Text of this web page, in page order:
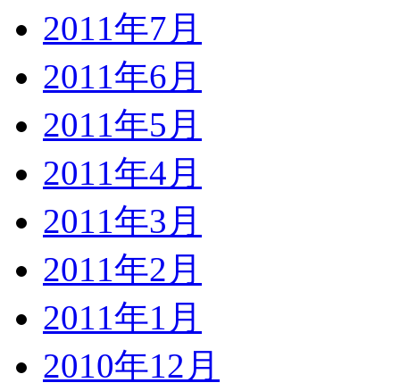
2011年7月
2011年6月
2011年5月
2011年4月
2011年3月
2011年2月
2011年1月
2010年12月